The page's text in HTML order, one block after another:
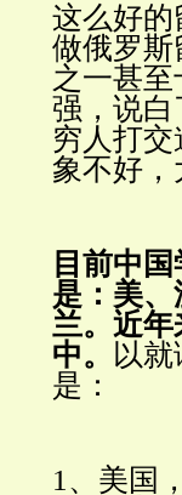
这么好的
做俄罗斯
之一甚
强，说白
穷人打交
象不好，
目前中
是： 美、
兰。 近年
中。 以
是：
1、美国